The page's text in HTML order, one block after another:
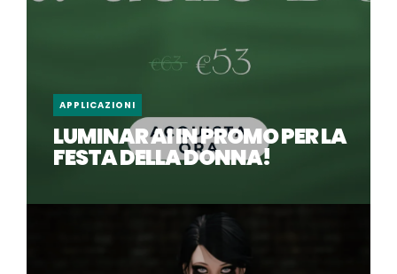
APPLICAZIONI
LUMINAR AI IN PROMO PER LA
FESTA DELLA DONNA!